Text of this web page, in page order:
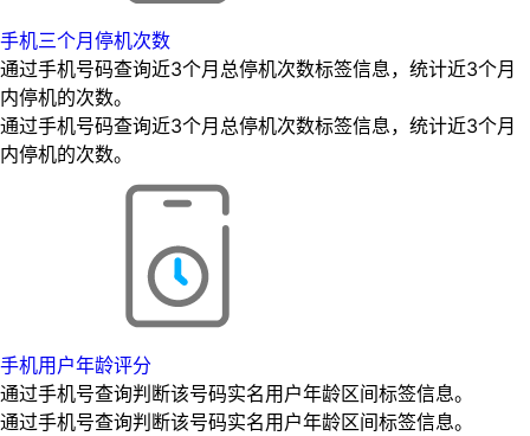
手机三个月停机次数
通过手机号码查询近3个月总停机次数标签信息，统计近3个月
内停机的次数。
通过手机号码查询近3个月总停机次数标签信息，统计近3个月
内停机的次数。
手机用户年龄评分
通过手机号查询判断该号码实名用户年龄区间标签信息。
通过手机号查询判断该号码实名用户年龄区间标签信息。